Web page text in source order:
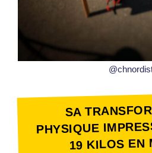
SA
PHYSIQUE
19 KILOS EN